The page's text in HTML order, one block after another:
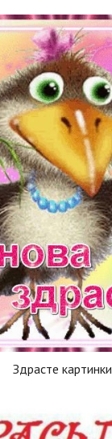
Здрасте картинки